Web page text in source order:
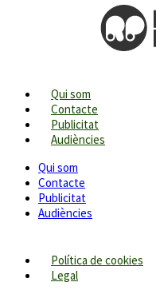
Qui som
Contacte
Publicitat
Audiències
Qui som
Contacte
Publicitat
Audiències
Política de cookies
Legal